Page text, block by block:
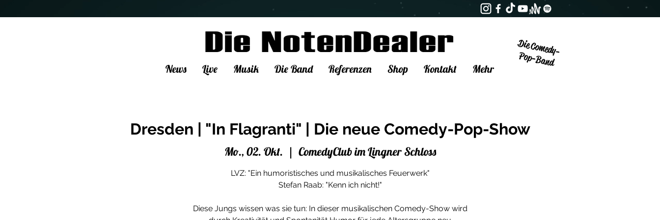
News Live Musik Die Band Referenzen Shop Kontakt Mehr
Die Comedy-
Pop-Band
Dresden | "In Flagranti" | Die neue Comedy-Pop-Show
Mo., 02. Okt.
  |
ComedyClub im Lingner Schloss
LVZ: "Ein humoristisches und musikalisches Feuerwerk"
Stefan Raab: "Kenn ich nicht!"
Diese Jungs wissen was sie tun: In dieser musikalischen Comedy-Show wird